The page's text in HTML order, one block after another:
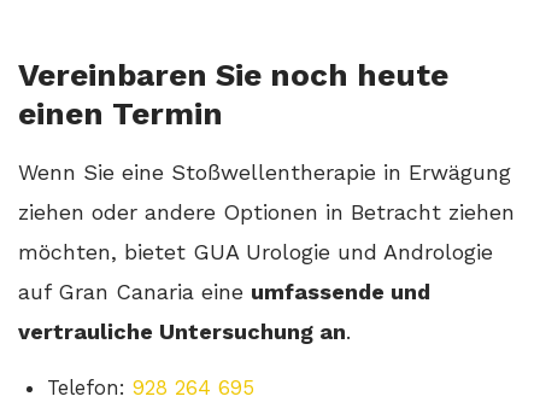
Vereinbaren Sie noch heute
einen Termin
Wenn Sie eine Stoßwellentherapie in Erwägung
ziehen oder andere Optionen in Betracht ziehen
möchten, bietet GUA Urologie und Andrologie
auf Gran Canaria eine umfassende und
vertrauliche Untersuchung an.
Telefon: 928 264 695